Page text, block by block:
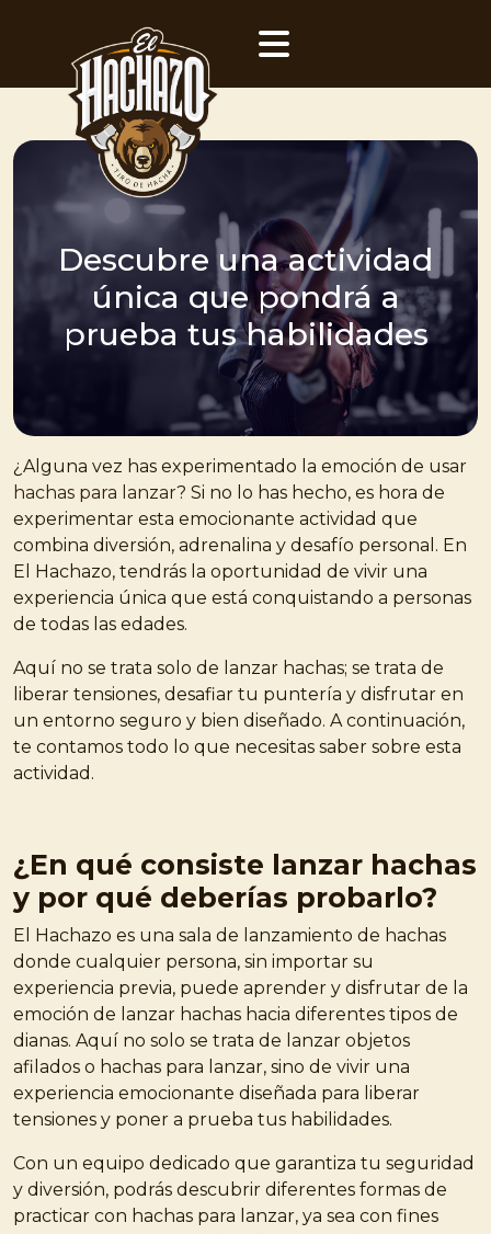
Descubre una actividad
única que pondrá a
prueba tus habilidades
¿Alguna vez has experimentado la emoción de usar
hachas para lanzar? Si no lo has hecho, es hora de
experimentar esta emocionante actividad que
combina diversión, adrenalina y desafío personal. En
El Hachazo, tendrás la oportunidad de vivir una
experiencia única que está conquistando a personas
de todas las edades.
Aquí no se trata solo de lanzar hachas; se trata de
liberar tensiones, desafiar tu puntería y disfrutar en
un entorno seguro y bien diseñado. A continuación,
te contamos todo lo que necesitas saber sobre esta
actividad.
¿En qué consiste lanzar hachas
y por qué deberías probarlo?
El Hachazo es una sala de lanzamiento de hachas
donde cualquier persona, sin importar su
experiencia previa, puede aprender y disfrutar de la
emoción de lanzar hachas hacia diferentes tipos de
dianas. Aquí no solo se trata de lanzar objetos
afilados o hachas para lanzar, sino de vivir una
experiencia emocionante diseñada para liberar
tensiones y poner a prueba tus habilidades.
Con un equipo dedicado que garantiza tu seguridad
y diversión, podrás descubrir diferentes formas de
practicar con hachas para lanzar, ya sea con fines